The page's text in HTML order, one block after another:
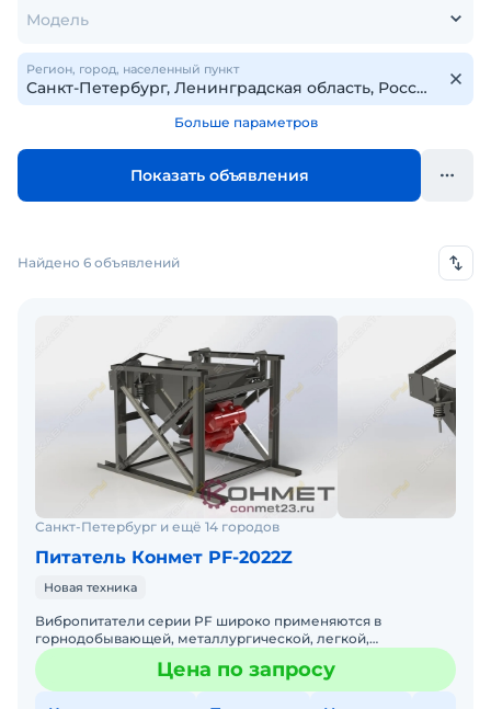
Модель
Регион, город, населенный пункт
Больше параметров
Показать объявления
Найдено 6 объявлений
Санкт-Петербург и ещё 14 городов
Питатель Конмет PF-2022Z
Новая техника
Вибропитатели серии PF широко применяются в
горнодобывающей, металлургической, легкой,
химической и угольной промышленности. Габариты Д*ш*В
2000*2200*300 УстаноЦена по запросу